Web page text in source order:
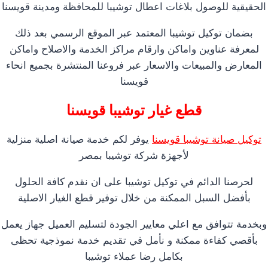
الحقيقية للوصول بلاغات اعطال توشيبا للمحافظة ومدينة قويسنا
بضمان توكيل توشيبا المعتمد عبر الموقع الرسمي بعد ذلك
لمعرفة عناوين واماكن وارقام مراكز الخدمة والاصلاح واماكن
المعارض والمبيعات والاسعار عبر فروعنا المنتشرة بجميع انحاء
قويسنا
قطع غيار توشيبا قويسنا
توكيل صيانة توشيبا قويسنا يوفر لكم خدمة صيانة اصلية منزلية
لأجهزة شركة توشيبا بمصر
لحرصنا الدائم في توكيل توشيبا على ان نقدم كافة الحلول
بأفضل السبل الممكنة من خلال توفير قطع الغيار الاصلية
وبخدمة تتوافق مع اعلي معايير الجودة لتسليم العميل جهاز يعمل
بأقصي كفاءة ممكنة و نأمل في تقديم خدمة نموذجية تحظى
بكامل رضا عملاء توشيبا